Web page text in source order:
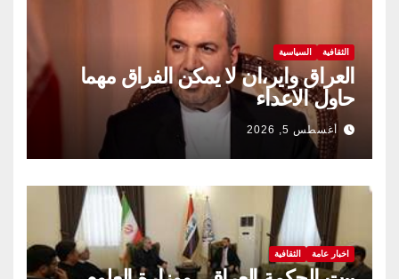
الثقافية السياسية
العراق واير،ان لا يمكن الفراق مهما
حاول الاعداء
أغسطس 5, 2026
اخبار عامة الثقافية